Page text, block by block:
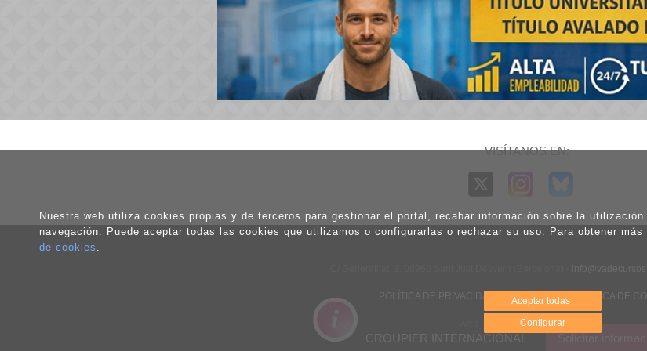
VISÍTANOS EN:
POLÍTICA DE PRIVACIDAD AVISO LEGAL | POLÍTICA DE
Web diseñada por Net Engineer
Nuestra web utiliza cookies propias y de terceros para gestionar el portal, recabar información sobre la
navegación. Puede aceptar todas las cookies que utilizamos o configurarlas o rechazar su uso. Para obtener
de cookies .
Aceptar todas
Configurar
CROUPIER INTERNACIONAL